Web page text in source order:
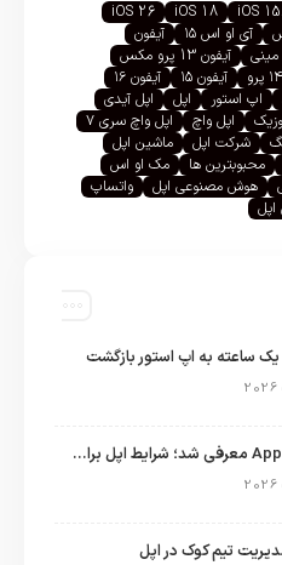
iOS
iOS 18
iOS 26
آی او اس ۱۵
آیفون
آیفون 13 پرو مکس
آیفون ۱۵
آیفون ۱۶
اپ استور اپل
اپل آیدی
اپل واچ
اپل واچ سری ۷
شرکت اپل
ماشین اپل
محبوبترین ها
مک او اس
هوش مصنوعی اپل
واتساپ
اپل
ساعته به اپ استور بازگشت
برنامه Apple Upgrade معرفی شد؛ شرایط اپل برای اجاره آیفون، آیپد، مک و اپل واچ